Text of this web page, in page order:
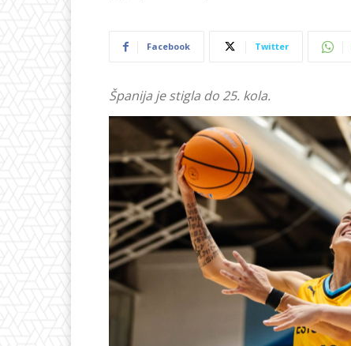
Facebook Twitter
Španija je stigla do 25. kola.